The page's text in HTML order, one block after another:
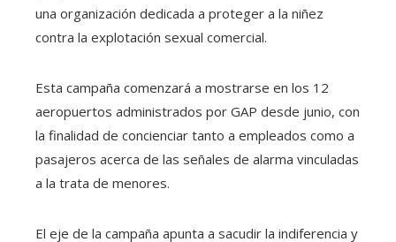
una organización dedicada a proteger a la niñez
contra la explotación sexual comercial.
Esta campaña comenzará a mostrarse en los 12
aeropuertos administrados por GAP desde junio, con
la finalidad de concienciar tanto a empleados como a
pasajeros acerca de las señales de alarma vinculadas
a la trata de menores.
El eje de la campaña apunta a sacudir la indiferencia y